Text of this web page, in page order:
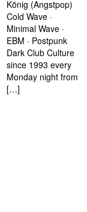
König (Angstpop)
Cold Wave ·
Minimal Wave ·
EBM · Postpunk
Dark Club Culture
since 1993 every
Monday night from
[…]